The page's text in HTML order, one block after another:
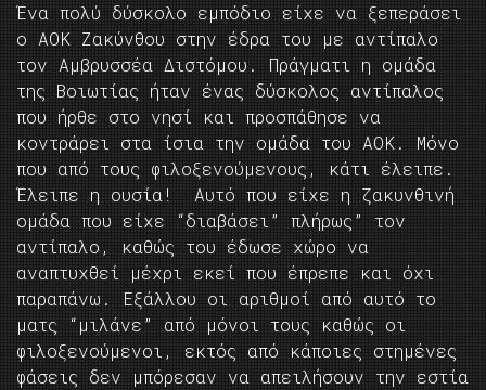
Ένα πολύ δύσκολο εμπόδιο είχε να ξεπεράσει
ο ΑΟΚ Ζακύνθου στην έδρα του με αντίπαλο
τον Αμβρυσσέα Διστόμου. Πράγματι η ομάδα
της Βοιωτίας ήταν ένας δύσκολος αντίπαλος
που ήρθε στο νησί και προσπάθησε να
κοντράρει στα ίσια την ομάδα του ΑΟΚ. Μόνο
που από τους φιλοξενούμενους, κάτι έλειπε.
Έλειπε η ουσία! Αυτό που είχε η ζακυνθινή
ομάδα που είχε “διαβάσει” πλήρως” τον
αντίπαλο, καθώς του έδωσε χώρο να
αναπτυχθεί μέχρι εκεί που έπρεπε και όχι
παραπάνω. Εξάλλου οι αριθμοί από αυτό το
ματς “μιλάνε” από μόνοι τους καθώς οι
φιλοξενούμενοι, εκτός από κάποιες στημένες
φάσεις δεν μπόρεσαν να απειλήσουν την εστία